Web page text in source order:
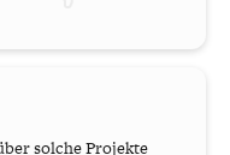
solche Projekte